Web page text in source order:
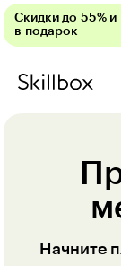
Скидки до 55%
в подарок
Начните